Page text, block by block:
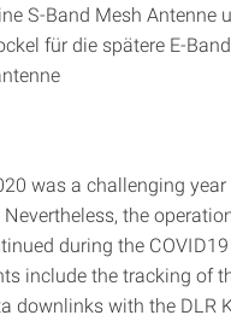
S-Band Mesh Antenne
für die spätere E-Band
was a challenging
the
during the
include the tracking of
downlinks with the DLR